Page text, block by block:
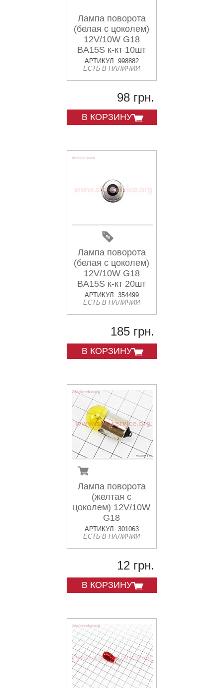
Лампа поворота
(белая с цоколем)
12V/10W G18
BA15S к-кт 10шт
АРТИКУЛ: 998882
ЕСТЬ В НАЛИЧИИ
98 грн.
В КОРЗИНУ
Лампа поворота
(белая с цоколем)
12V/10W G18
BA15S к-кт 20шт
АРТИКУЛ: 354499
ЕСТЬ В НАЛИЧИИ
185 грн.
В КОРЗИНУ
Лампа поворота
(желтая с
цоколем) 12V/10W
G18
АРТИКУЛ: 301063
ЕСТЬ В НАЛИЧИИ
12 грн.
В КОРЗИНУ